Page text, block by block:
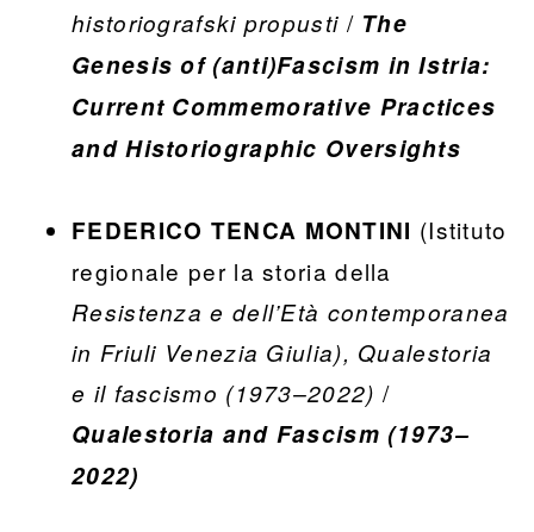
historiografski propusti / The
Genesis of (anti)Fascism in Istria:
Current Commemorative Practices
and Historiographic Oversights
FEDERICO TENCA MONTINI (Istituto
regionale per la storia della
Resistenza e dell’Età contemporanea
in Friuli Venezia Giulia), Qualestoria
e il fascismo (1973–2022) /
Qualestoria and Fascism (1973–
2022)